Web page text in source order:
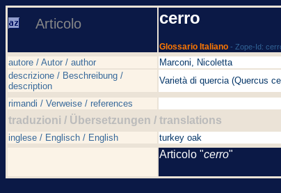
Articolo cerro
Glossario Italiano - Zope-Id:
autore / Autor / author
Marconi, Nicoletta
descrizione / Beschreibung /
description
Varietà di quercia (Quercus
rimandi / Verweise / references
traduzioni / Übersetzungen / translations
inglese / Englisch / English turkey oak
Articolo "cerro"